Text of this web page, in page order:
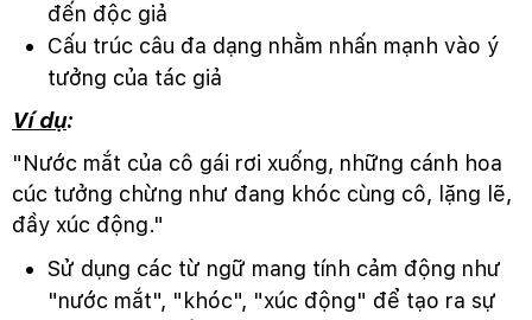
đến độc giả
Cấu trúc câu đa dạng nhằm nhấn mạnh vào ý
tưởng của tác giả
Ví dụ:
"Nước mắt của cô gái rơi xuống, những cánh hoa
cúc tưởng chừng như đang khóc cùng cô, lặng lẽ,
đầy xúc động."
Sử dụng các từ ngữ mang tính cảm động như
"nước mắt", "khóc", "xúc động" để tạo ra sự